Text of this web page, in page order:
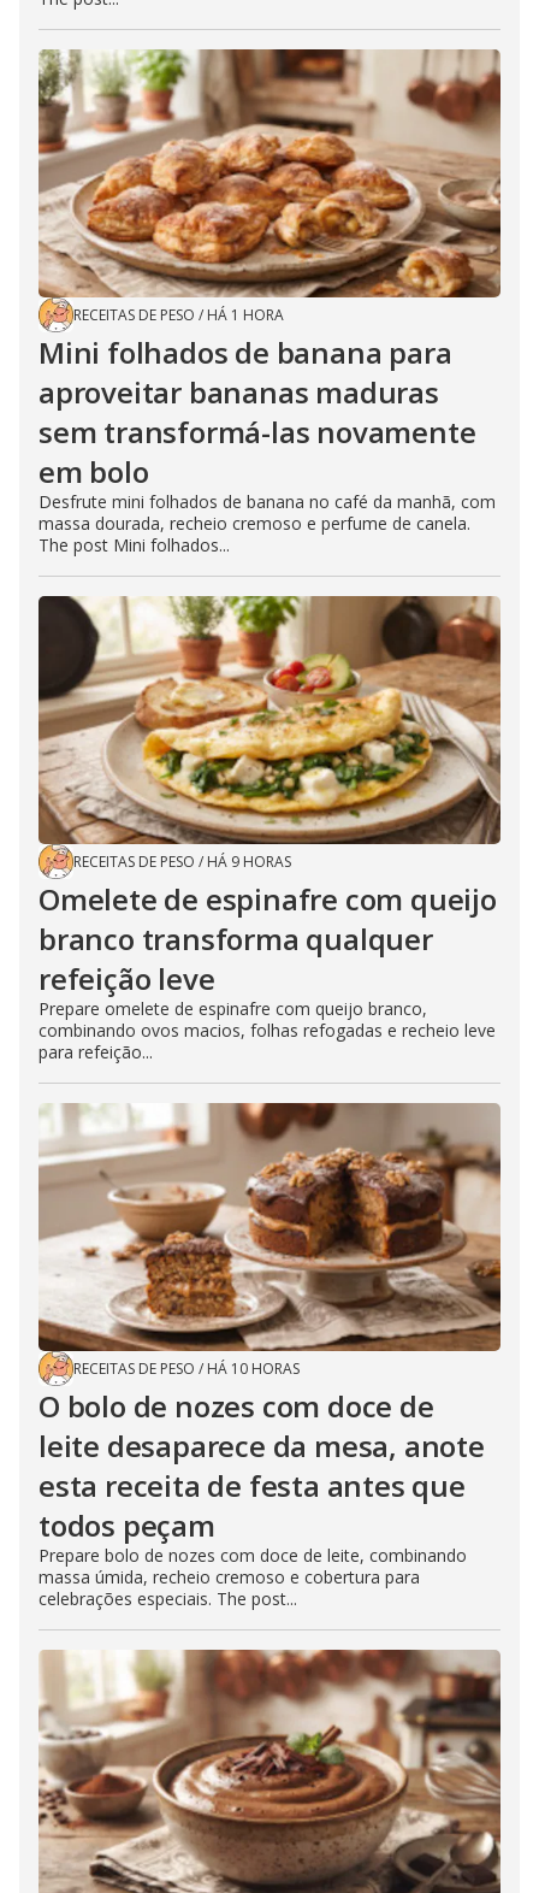
RECEITAS DE PESO / HÁ 1 HORA
Mini folhados de banana para
aproveitar bananas maduras
sem transformá-las novamente
em bolo
Desfrute mini folhados de banana no café da manhã, com
massa dourada, recheio cremoso e perfume de canela.
The post Mini folhados...
RECEITAS DE PESO / HÁ 9 HORAS
Omelete de espinafre com queijo
branco transforma qualquer
refeição leve
Prepare omelete de espinafre com queijo branco,
combinando ovos macios, folhas refogadas e recheio leve
para refeição...
RECEITAS DE PESO / HÁ 10 HORAS
O bolo de nozes com doce de
leite desaparece da mesa, anote
esta receita de festa antes que
todos peçam
Prepare bolo de nozes com doce de leite, combinando
massa úmida, recheio cremoso e cobertura para
celebrações especiais. The post...